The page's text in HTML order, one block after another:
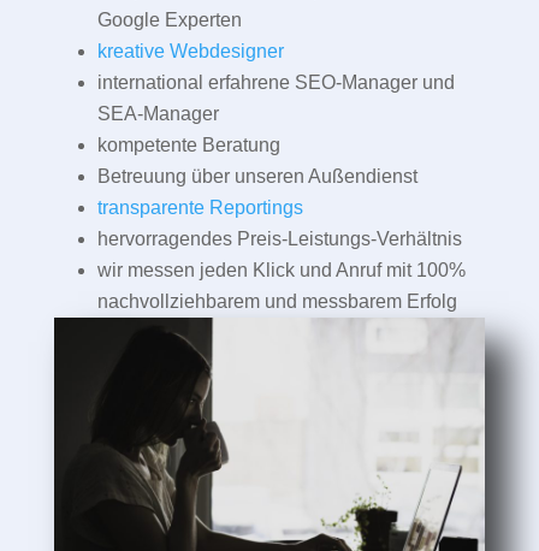
Google Experten
kreative Webdesigner
international erfahrene SEO-Manager und
SEA-Manager
kompetente Beratung
Betreuung über unseren Außendienst
transparente Reportings
hervorragendes Preis-Leistungs-Verhältnis
wir messen jeden Klick und Anruf mit 100%
nachvollziehbarem und messbarem Erfolg